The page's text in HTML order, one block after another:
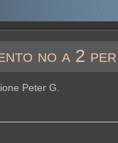
no a 2
Peter G.